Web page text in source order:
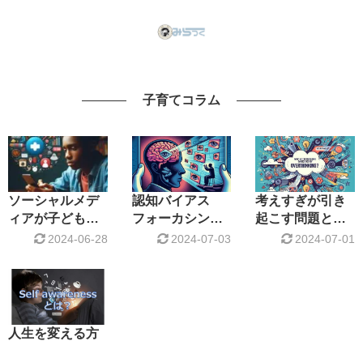
子育てコラム
ソーシャルメデ
ィアが子どもに
与える影響と
べきSNSとの向
き合い方とは？
2024-06-28
認知バイアス
フォーカシン
グ・イリュージ
2024-07-03
考えすぎが引き
起こす問題と
は？ 心理学か
2024-07-01
人生を変える方